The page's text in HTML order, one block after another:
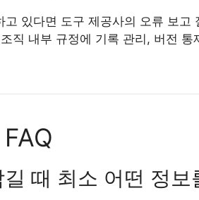
있다면 도구 제공사의 오류 보고
직 내부 규정에 기록 관리, 버전 통
때 최소 어떤 정